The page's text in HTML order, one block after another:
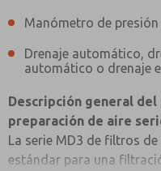
Manómetro de
Drenaje automático,
automático o drenaje
Descripción general
preparación de aire
La serie MD3 de filtros
estándar para una